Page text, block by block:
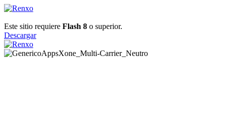
Este sitio requiere Flash 8 o superior.
Descargar